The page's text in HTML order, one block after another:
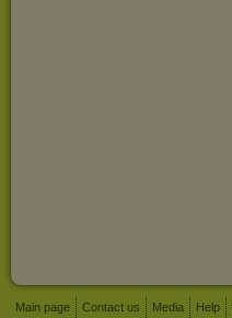
Main page Contact us Media Help